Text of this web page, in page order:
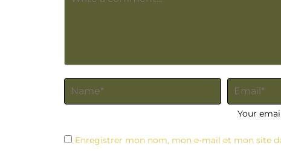
Your
Enregistrer mon nom, mon e-mail et mon site